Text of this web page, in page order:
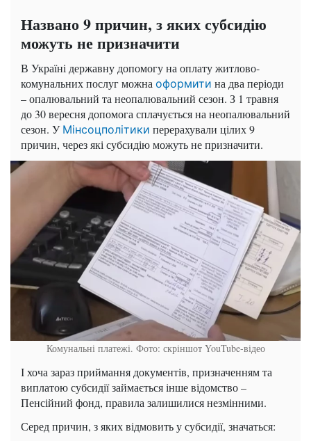
Названо 9 причин, з яких субсидію
можуть не призначити
В Україні державну допомогу на оплату житлово-
комунальних послуг можна оформити на два періоди
– опалювальний та неопалювальний сезон. З 1 травня
до 30 вересня допомога сплачується на неопалювальний
сезон. У Мінсоцполітики перерахували цілих 9
причин, через які субсидію можуть не призначити.
Комунальні платежі. Фото: скріншот YouTube-відео
І хоча зараз приймання документів, призначенням та
виплатою субсидії займається інше відомство –
Пенсійний фонд, правила залишилися незмінними.
Серед причин, з яких відмовить у субсидії, значаться: